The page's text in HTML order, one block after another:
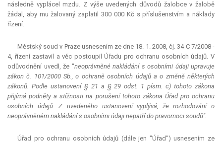
následně vyplácel mzdu. Z výše uvedených důvodů žalobce v žalobě
žádal, aby mu žalovaný zaplatil 300 000 Kč s příslušenstvím a náklady
řízení.
Městský soud v Praze usnesením ze dne 18. 1. 2008, čj. 34 C 7/2008 -
4, řízení zastavil a věc postoupil Úřadu pro ochranu osobních údajů. V
odůvodnění uvedl, že "neoprávněné nakládání s osobními údaji upravuje
zákon č. 101/2000 Sb., o ochraně osobních údajů a o změně některých
zákonů. Podle ustanovení § 21 a § 29 odst. 1 písm. c) tohoto zákona
přijímá podněty a stížnosti na porušení tohoto zákona Úřad pro ochranu
osobních údajů. Z uvedeného ustanovení vyplývá, že rozhodování o
neoprávněném nakládání s osobními údaji nepatří do pravomoci soudů".
Úřad pro ochranu osobních údajů (dále jen "Úřad") usnesením ze